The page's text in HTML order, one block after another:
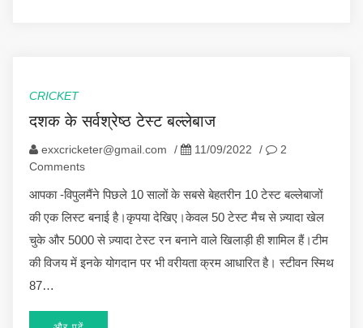
CRICKET
दशक के सर्वश्रेष्ठ टेस्ट बल्लेबाज
exxcricketer@gmail.com / 11/09/2022 /
2
Comments
आपका -विपुलमैंने पिछले 10 सालों के सबसे बेहतरीन 10 टेस्ट बल्लेबाजों
की एक लिस्ट बनाई है।कृपया देखिए।केवल 50 टेस्ट मैच से ज़्यादा खेल
चुके और 5000 से ज़्यादा टेस्ट रन बनाने वाले खिलाड़ी ही शामिल हैं।टीम
की विजय में इनके योगदान पर भी वरीयता क्रम आधारित है। स्टीवन स्मिथ
87…